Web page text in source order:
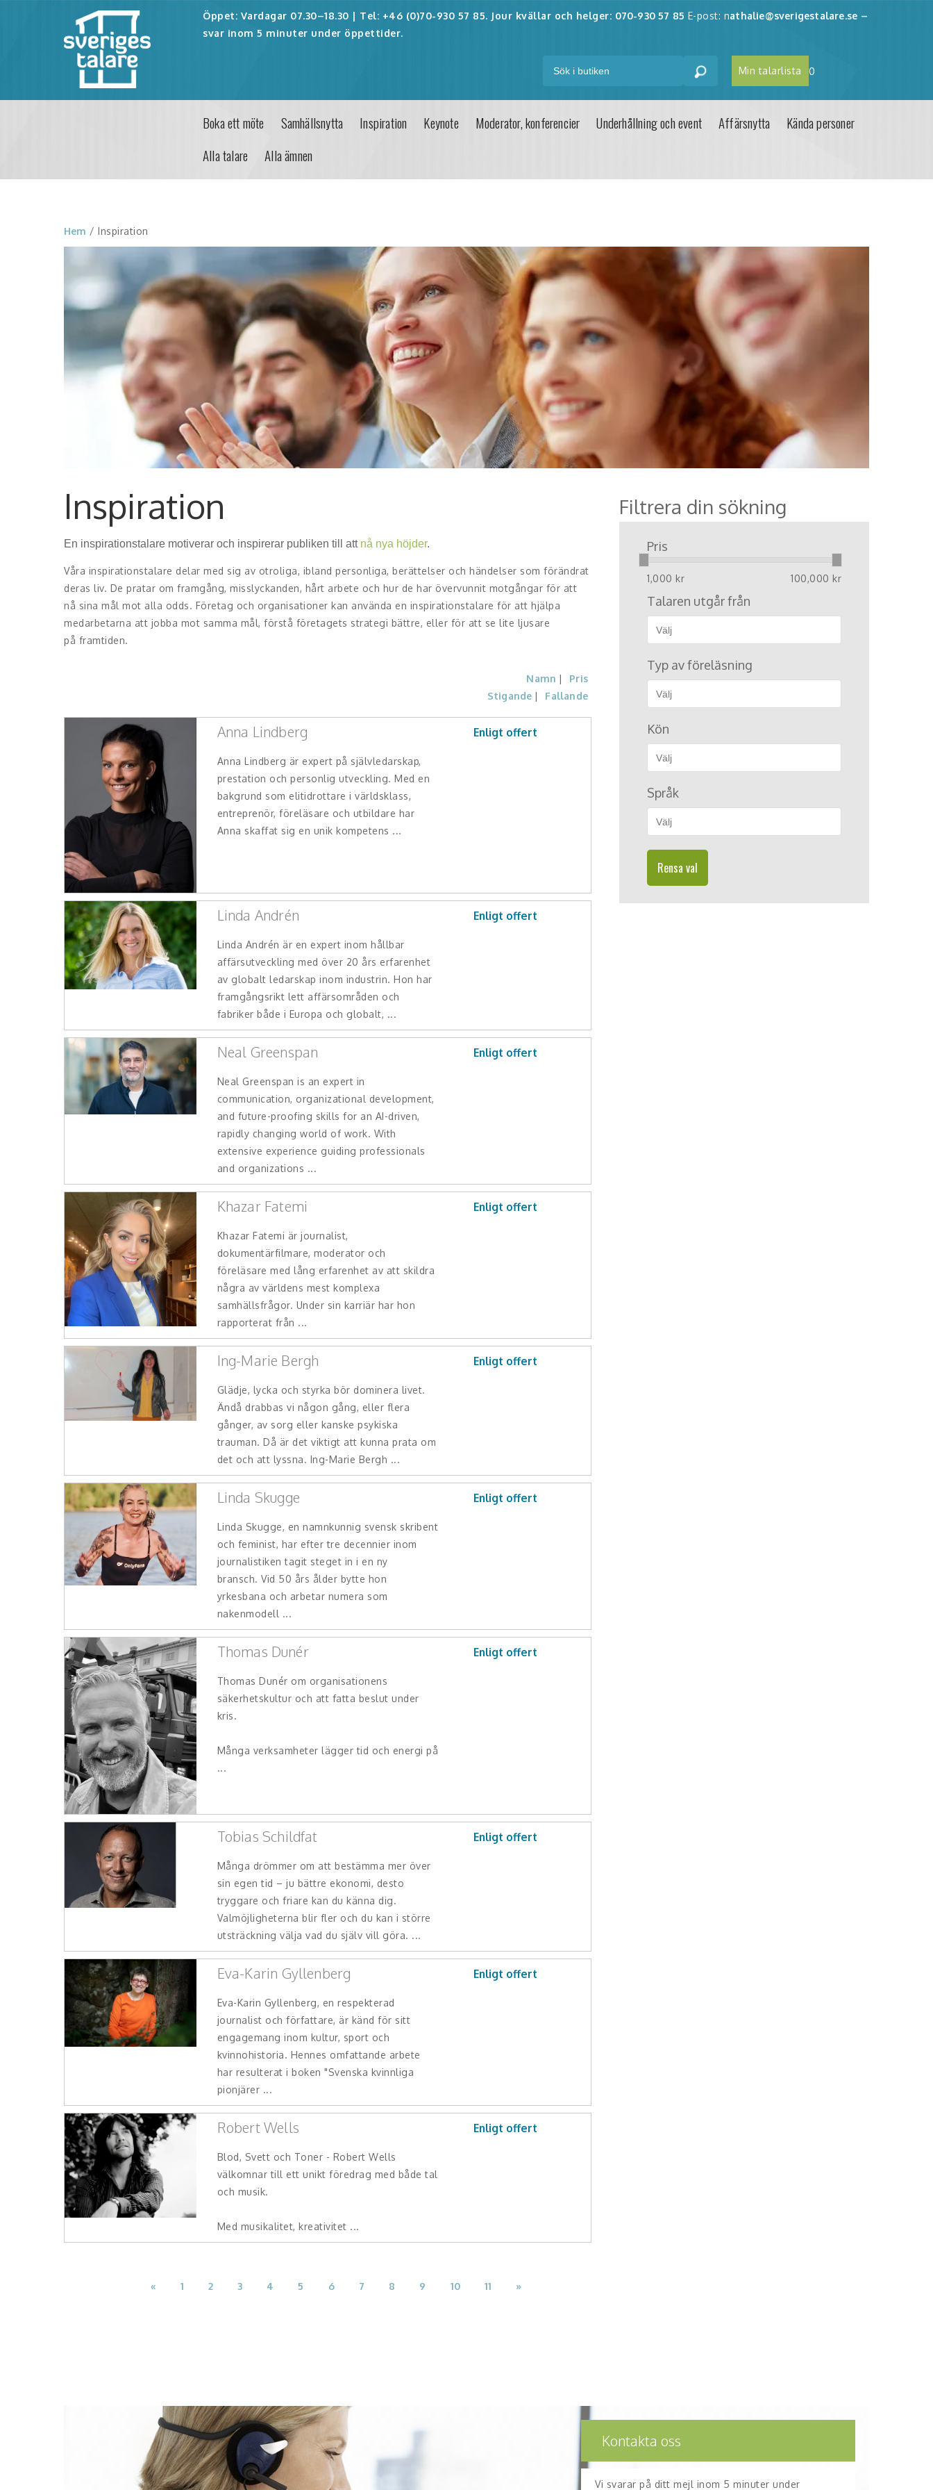
Öppet: Vardagar 07.30–18.30 | Tel: +46 (0)70-930 57 85. Jour kvällar och helger: 070-930 57 85 E-post: nathalie@sverigestalare.se –
svar inom 5 minuter under öppettider.
Min talarlista 0
Boka ett möte Samhällsnytta Inspiration Keynote Moderator, konferencier Underhållning och event Affärsnytta
Kända personer
Alla talare
Alla ämnen
Hem / Inspiration
Inspiration
En inspirationstalare motiverar och inspirerar publiken till att nå nya höjder.
Våra inspirationstalare delar med sig av otroliga, ibland personliga, berättelser och händelser som förändrat
deras liv. De pratar om framgång, misslyckanden, hårt arbete och hur de har övervunnit motgångar för att
nå sina mål mot alla odds. Företag och organisationer kan använda en inspirationstalare för att hjälpa
medarbetarna att jobba mot samma mål, förstå företagets strategi bättre, eller för att se lite ljusare
på framtiden.
Namn
Pris
Stigande
Fallande
Anna Lindberg
Anna Lindberg är expert på självledarskap,
prestation och personlig utveckling. Med en
bakgrund som elitidrottare i världsklass,
entreprenör, föreläsare och utbildare har
Anna skaffat sig en unik kompetens ...
Enligt offert
Linda Andrén
Linda Andrén är en expert inom hållbar
affärsutveckling med över 20 års erfarenhet
av globalt ledarskap inom industrin. Hon har
framgångsrikt lett affärsområden och
fabriker både i Europa och globalt, ...
Enligt offert
Neal Greenspan
Neal Greenspan is an expert in
communication, organizational development,
and future-proofing skills for an AI-driven,
rapidly changing world of work. With
extensive experience guiding professionals
and organizations ...
Enligt offert
Khazar Fatemi
Khazar Fatemi är journalist,
dokumentärfilmare, moderator och
föreläsare med lång erfarenhet av att skildra
några av världens mest komplexa
samhällsfrågor. Under sin karriär har hon
rapporterat från ...
Enligt offert
Ing-Marie Bergh
Glädje, lycka och styrka bör dominera livet.
Ändå drabbas vi någon gång, eller flera
gånger, av sorg eller kanske psykiska
trauman. Då är det viktigt att kunna prata om
det och att lyssna. Ing-Marie Bergh ...
Enligt offert
Linda Skugge
Linda Skugge, en namnkunnig svensk skribent
och feminist, har efter tre decennier inom
journalistiken tagit steget in i en ny
bransch. Vid 50 års ålder bytte hon
yrkesbana och arbetar numera som
nakenmodell ...
Enligt offert
Thomas Dunér
Thomas Dunér om organisationens
säkerhetskultur och att fatta beslut under
kris.
Många verksamheter lägger tid och energi på
...
Enligt offert
Tobias Schildfat
Många drömmer om att bestämma mer över
sin egen tid – ju bättre ekonomi, desto
tryggare och friare kan du känna dig.
Valmöjligheterna blir fler och du kan i större
utsträckning välja vad du själv vill göra. ...
Enligt offert
Eva-Karin Gyllenberg
Eva-Karin Gyllenberg, en respekterad
journalist och författare, är känd för sitt
engagemang inom kultur, sport och
kvinnohistoria. Hennes omfattande arbete
har resulterat i boken "Svenska kvinnliga
pionjärer ...
Enligt offert
Robert Wells
Blod, Svett och Toner - Robert Wells
välkomnar till ett unikt föredrag med både tal
och musik.
Med musikalitet, kreativitet ...
Enligt offert
« 1 2 3 4 5 6 7 8 9 10 11 »
Filtrera din sökning
Pris
1,000 kr 100,000 kr
Talaren utgår från
Typ av föreläsning
Kön
Språk
Rensa val
Kontakta oss
Vi svarar på ditt mejl inom 5 minuter under